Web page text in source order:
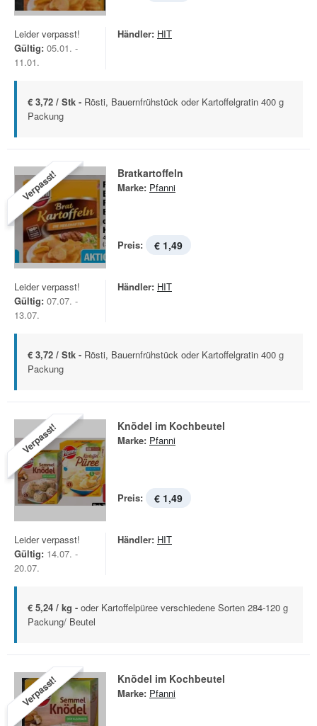
Leider verpasst!
Gültig: 05.01. -
11.01.
Händler: HIT
€ 3,72 / Stk - Rösti, Bauernfrühstück oder Kartoffelgratin 400 g
Packung
Verpasst! Bratkartoffeln
Marke: Pfanni
Preis: € 1,49
Leider verpasst!
Gültig: 07.07. -
13.07.
Händler: HIT
€ 3,72 / Stk - Rösti, Bauernfrühstück oder Kartoffelgratin 400 g
Packung
Verpasst! Knödel im Kochbeutel
Marke: Pfanni
Preis: € 1,49
Leider verpasst!
Gültig: 14.07. -
20.07.
Händler: HIT
€ 5,24 / kg - oder Kartoffelpüree verschiedene Sorten 284-120 g
Packung/ Beutel
Verpasst! Knödel im Kochbeutel
Marke: Pfanni